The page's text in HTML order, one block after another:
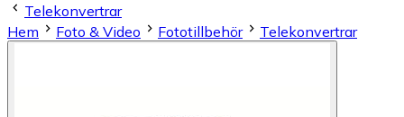
Telekonvertrar
Hem
Foto & Video Fototillbehör Telekonvertrar